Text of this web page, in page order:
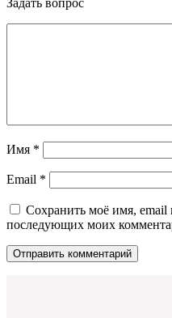
Задать вопрос
Имя *
Email *
Сохранить моё имя, email
последующих моих